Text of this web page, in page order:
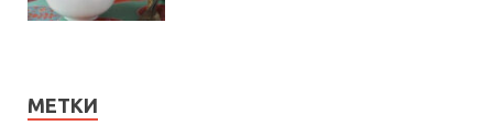
МЕТКИ